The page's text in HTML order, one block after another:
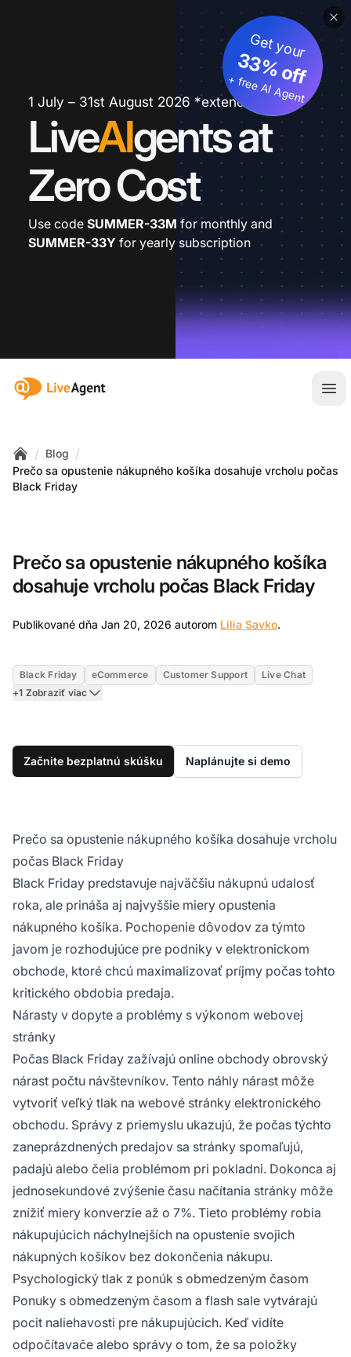
1 July – 31st August 2026 *extended
LiveAIgents at
Zero Cost
Get your
33% off
+ free AI Agent
Use code SUMMER-33M for monthly and
SUMMER-33Y for yearly subscription
:site.title
Home
/ Blog /
Prečo sa opustenie nákupného košíka dosahuje vrcholu počas
Black Friday
Prečo sa opustenie nákupného košíka
dosahuje vrcholu počas Black Friday
Publikované dňa Jan 20, 2026 autorom Lilia Savko.
Black Friday eCommerce Customer Support
Live Chat
+1 Zobraziť viac
Začnite bezplatnú skúšku Naplánujte si demo
Prečo sa opustenie nákupného košíka dosahuje vrcholu
počas Black Friday
Black Friday predstavuje najväčšiu nákupnú udalosť
roka, ale prináša aj najvyššie miery opustenia
nákupného košíka. Pochopenie dôvodov za týmto
javom je rozhodujúce pre podniky v elektronickom
obchode, ktoré chcú maximalizovať príjmy počas tohto
kritického obdobia predaja.
Nárasty v dopyte a problémy s výkonom webovej
stránky
Počas Black Friday zažívajú online obchody obrovský
nárast počtu návštevníkov. Tento náhly nárast môže
vytvoriť veľký tlak na webové stránky elektronického
obchodu. Správy z priemyslu ukazujú, že počas týchto
zaneprázdnených predajov sa stránky spomaľujú,
padajú alebo čelia problémom pri pokladni. Dokonca aj
jednosekundové zvýšenie času načítania stránky môže
znížiť miery konverzie až o 7%. Tieto problémy robia
nákupujúcich náchylnejších na opustenie svojich
nákupných košíkov bez dokončenia nákupu.
Psychologický tlak z ponúk s obmedzeným časom
Ponuky s obmedzeným časom a flash sale vytvárajú
pocit naliehavosti pre nákupujúcich. Keď vidíte
odpočítavače alebo správy o tom, že sa položky